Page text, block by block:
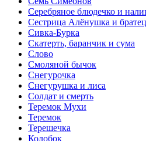
Серебряное блюдечко и
Сестрица Алёнушка и
Сивка-Бурка
Скатерть, баранчик и сума
Слово
Смоляной бычок
Снегурочка
Снегурушка и лиса
Солдат и смерть
Теремок Мухи
Теремок
Терешечка
Колобок